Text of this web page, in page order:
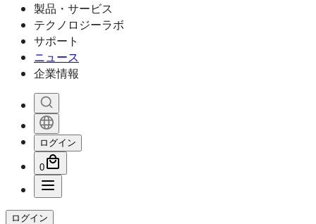
製品・サービス
テクノロジーラボ
サポート
ニュース
企業情報
ログイン
0
ログイン